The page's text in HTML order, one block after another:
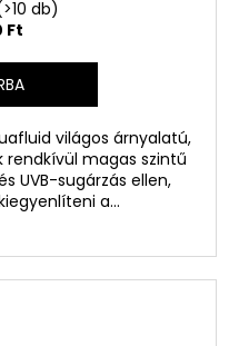
db)
Ft
világos árnyalatú,
rendkívül magas szintű
UVB-sugárzás ellen,
a...